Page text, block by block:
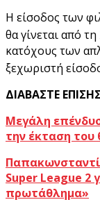
Η είσοδος των
θα γίνεται από τη
κατόχους των
ξεχωριστή
ΔΙΑΒΑΣΤΕ ΕΠΙΣΗΣ
Μεγάλη
την έκταση του
Super League 2
πρωτάθλημα»